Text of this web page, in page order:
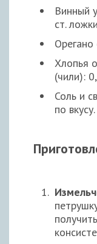
Винный
ст. ложки
Хлопья
(чили):
Соль и
по вкусу.